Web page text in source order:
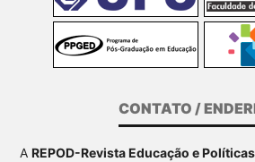
CONTATO /
A REPOD-Revista Educação e